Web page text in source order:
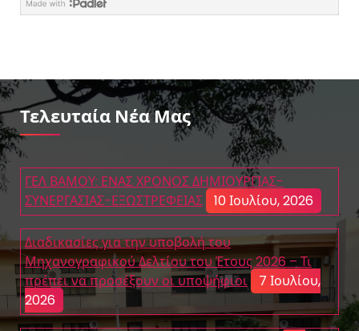
Τελευταία Νέα Μας
ΓΕΛ ΒΑΜΟΥ: ΕΝΑΣ ΧΡΟΝΟΣ ΔΗΜΙΟΥΡΓΙΑΣ-
ΣΥΝΕΡΓΑΣΙΑΣ-ΕΞΩΣΤΡΕΦΕΙΑΣ
10 Ιουλίου, 2026
Διαδικασίες για την υποβολή του
Μηχανογραφικού Δελτίου του Έτους 2026 – Τι
πρέπει να προσέξουν οι υποψήφιοι
7 Ιουλίου,
2026